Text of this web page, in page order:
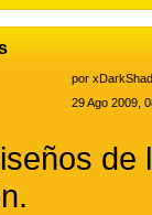
por
29 Ago 2009,
de